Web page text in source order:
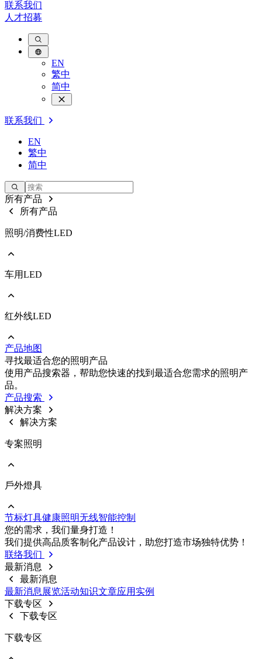
联系我们
人才招募
EN
繁中
简中
联系我们
EN
繁中
简中
所有产品
所有产品
照明/消费性LED
前往 照明/消费性LED
COB
车用LED
前往 车用LED
Ceramic
红外线LED
前往 红外线LED
IR LED
Photodetectors
IR Laser
ToF
Datalink
Optical Sensors
产品地图
寻找最适合您的照明产品
使用产品搜索器，帮助您快速的找到最适合您需求的照明产
品。
产品搜索
解决方案
解决方案
专案照明
前往 专案照明
戶外燈具
前往 戶外燈具
路灯
投光灯
工矿灯
节标灯具健康照明无线智能控制
您的需求，我们量⾝打造！
我们提供⾼品质客制化产品设计，助您打造市场独特优势！
联络我们
最新消息
最新消息
最新消息 展览活动知识⽂章应⽤实例
下载专区
下载专区
下载专区